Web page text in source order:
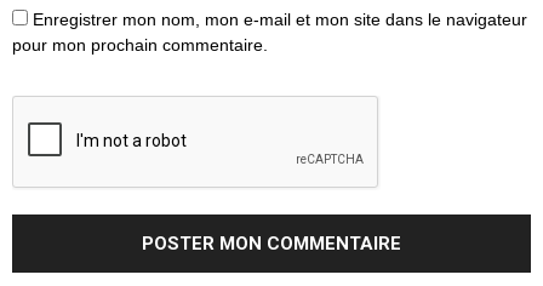
Enregistrer mon nom, mon e-mail et mon site dans le navigateur
pour mon prochain commentaire.